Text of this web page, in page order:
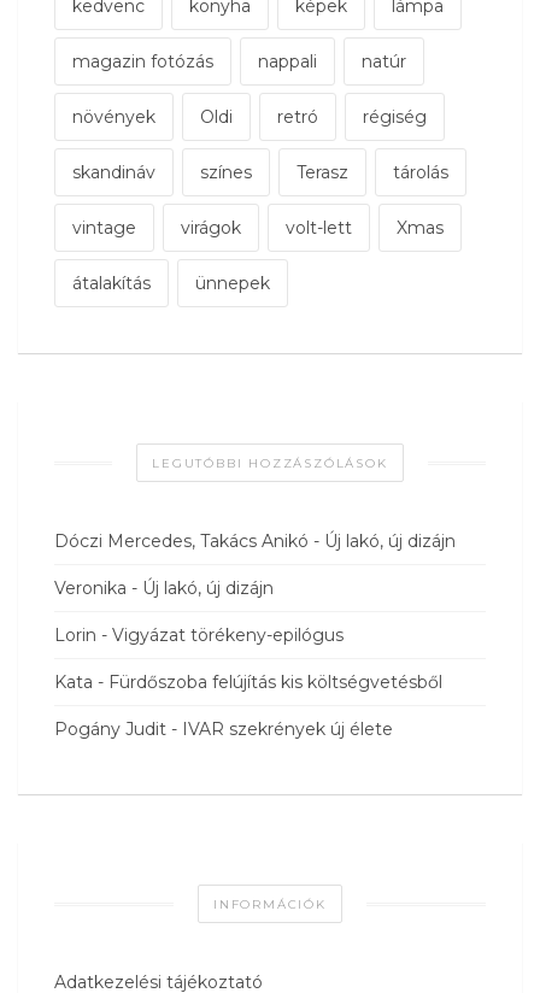
kedvenc konyha képek lámpa
magazin fotózás nappali natúr
növények Oldi retró régiség
skandináv színes Terasz tárolás
vintage virágok volt-lett Xmas
átalakítás ünnepek
LEGUTÓBBI HOZZÁSZÓLÁSOK
Dóczi Mercedes, Takács Anikó - Új lakó, új dizájn
Veronika - Új lakó, új dizájn
Lorin - Vigyázat törékeny-epilógus
Kata - Fürdőszoba felújítás kis költségvetésből
Pogány Judit - IVAR szekrények új élete
INFORMÁCIÓK
Adatkezelési tájékoztató